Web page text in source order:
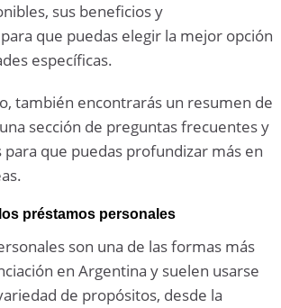
sus beneficios y
que puedas elegir la mejor opción
específicas.
también encontrarás un resumen de
sección de preguntas frecuentes y
que puedas profundizar más en
préstamos personales
son una de las formas más
en Argentina y suelen usarse
de propósitos, desde la